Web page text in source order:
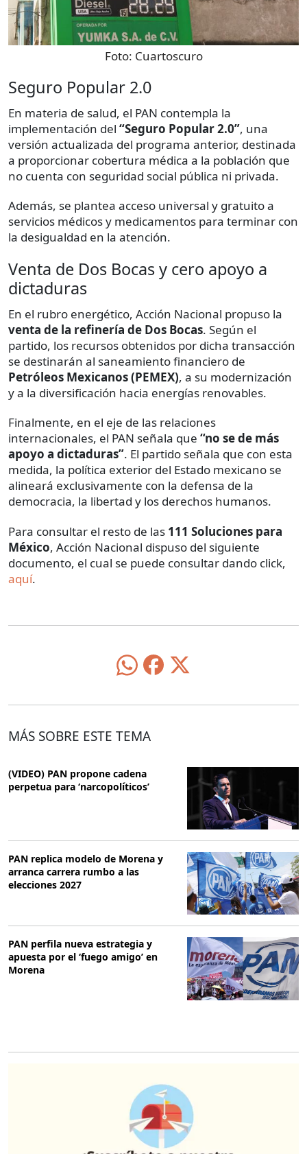
Foto: Cuartoscuro
Seguro Popular 2.0
En materia de salud, el PAN contempla la
implementación del “Seguro Popular 2.0”, una
versión actualizada del programa anterior, destinada
a proporcionar cobertura médica a la población que
no cuenta con seguridad social pública ni privada.
Además, se plantea acceso universal y gratuito a
servicios médicos y medicamentos para terminar con
la desigualdad en la atención.
Venta de Dos Bocas y cero apoyo a
dictaduras
En el rubro energético, Acción Nacional propuso la
venta de la refinería de Dos Bocas. Según el
partido, los recursos obtenidos por dicha transacción
se destinarán al saneamiento financiero de
Petróleos Mexicanos (PEMEX), a su modernización
y a la diversificación hacia energías renovables.
Finalmente, en el eje de las relaciones
internacionales, el PAN señala que “no se de más
apoyo a dictaduras”. El partido señala que con esta
medida, la política exterior del Estado mexicano se
alineará exclusivamente con la defensa de la
democracia, la libertad y los derechos humanos.
Para consultar el resto de las 111 Soluciones para
México, Acción Nacional dispuso del siguiente
documento, el cual se puede consultar dando click,
aquí.
MÁS SOBRE ESTE TEMA
(VIDEO) PAN propone cadena
perpetua para ‘narcopolíticos’
PAN replica modelo de Morena y
arranca carrera rumbo a las
elecciones 2027
PAN perfila nueva estrategia y
apuesta por el ‘fuego amigo’ en
Morena